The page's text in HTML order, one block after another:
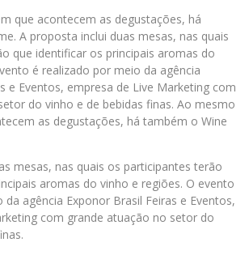
que acontecem as degustações, há
A proposta inclui duas mesas, nas quais
que identificar os principais aromas do
é realizado por meio da agência
e Eventos, empresa de Live Marketing com
do vinho e de bebidas finas. Ao mesmo
as degustações, há também o Wine
mesas, nas quais os participantes terão
aromas do vinho e regiões. O evento
agência Exponor Brasil Feiras e Eventos,
com grande atuação no setor do